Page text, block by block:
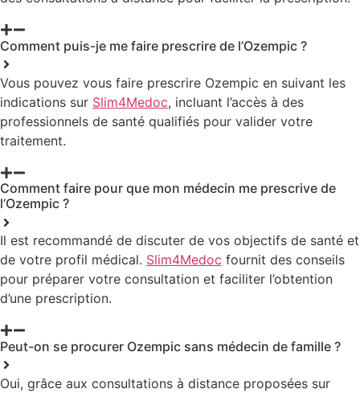
Comment puis-je me faire prescrire de l’Ozempic ?
Vous pouvez vous faire prescrire Ozempic en suivant les
indications sur Slim4Medoc, incluant l’accès à des
professionnels de santé qualifiés pour valider votre
traitement.
Comment faire pour que mon médecin me prescrive de
l’Ozempic ?
Il est recommandé de discuter de vos objectifs de santé et
de votre profil médical. Slim4Medoc fournit des conseils
pour préparer votre consultation et faciliter l’obtention
d’une prescription.
Peut-on se procurer Ozempic sans médecin de famille ?
Oui, grâce aux consultations à distance proposées sur